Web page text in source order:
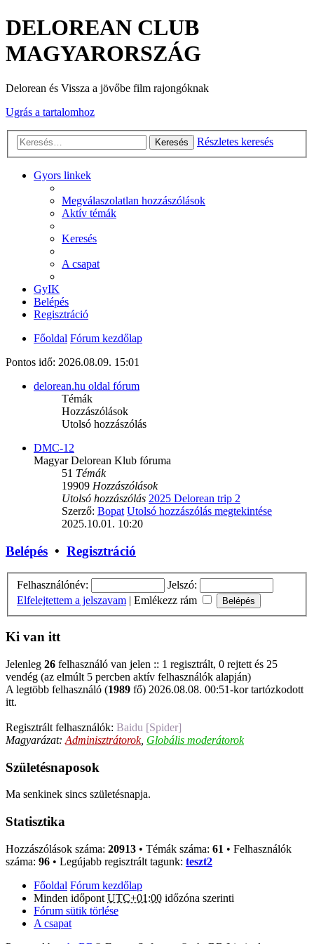
DELOREAN CLUB
MAGYARORSZÁG
Delorean és Vissza a jövőbe film rajongóknak
Ugrás a tartalomhoz
Keresés Részletes keresés
Gyors linkek
Megválaszolatlan hozzászólások
Aktív témák
Keresés
A csapat
GyIK
Belépés
Regisztráció
Főoldal Fórum kezdőlap
Pontos idő: 2026.08.09. 15:01
delorean.hu oldal fórum
Témák
Hozzászólások
Utolsó hozzászólás
DMC-12
Magyar Delorean Klub fóruma
51 Témák
19909 Hozzászólások
Utolsó hozzászólás 2025 Delorean trip 2
Szerző: Bopat Utolsó hozzászólás megtekintése
2025.10.01. 10:20
Belépés • Regisztráció
Felhasználónév:
Jelszó:
Elfelejtettem a jelszavam | Emlékezz rám
Ki van itt
Jelenleg 26 felhasználó van jelen :: 1 regisztrált, 0 rejtett és 25
vendég (az elmúlt 5 percben aktív felhasználók alapján)
A legtöbb felhasználó (1989 fő) 2026.08.08. 00:51-kor tartózkodott
itt.
Regisztrált felhasználók: Baidu [Spider]
Magyarázat: Adminisztrátorok, Globális moderátorok
Születésnaposok
Ma senkinek sincs születésnapja.
Statisztika
Hozzászólások száma: 20913 • Témák száma: 61 • Felhasználók
száma: 96 • Legújabb regisztrált tagunk: teszt2
Főoldal Fórum kezdőlap
Minden időpont UTC+01:00 időzóna szerinti
Fórum sütik törlése
A csapat